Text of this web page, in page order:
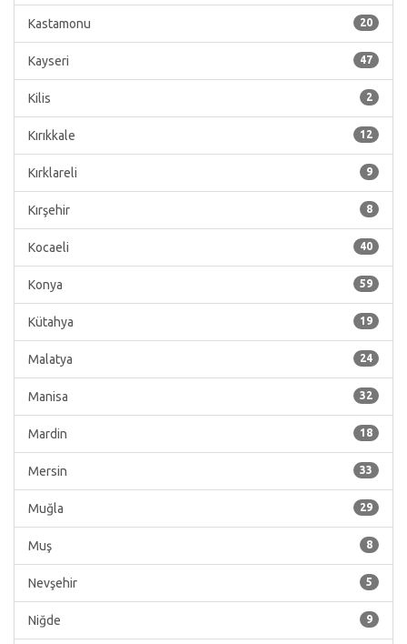
20
Kastamonu
47
Kayseri
2
Kilis
12
Kırıkkale
9
Kırklareli
8
Kırşehir
40
Kocaeli
59
Konya
19
Kütahya
24
Malatya
32
Manisa
18
Mardin
33
Mersin
29
Muğla
8
Muş
5
Nevşehir
9
Niğde